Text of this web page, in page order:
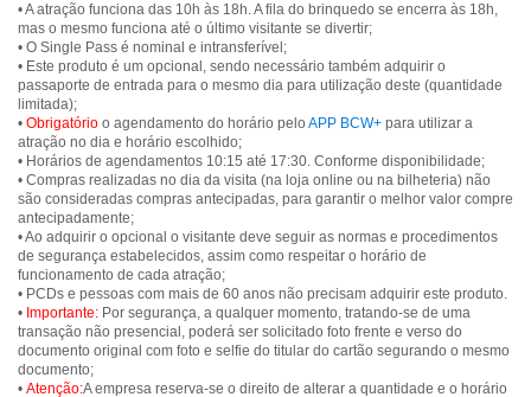
• A atração funciona das 10h às 18h. A fila do brinquedo se encerra às 18h,
mas o mesmo funciona até o último visitante se divertir;
• O Single Pass é nominal e intransferível;
• Este produto é um opcional, sendo necessário também adquirir o
passaporte de entrada para o mesmo dia para utilização deste (quantidade
limitada);
• Obrigatório o agendamento do horário pelo APP BCW+ para utilizar a
atração no dia e horário escolhido;
• Horários de agendamentos 10:15 até 17:30. Conforme disponibilidade;
• Compras realizadas no dia da visita (na loja online ou na bilheteria) não
são consideradas compras antecipadas, para garantir o melhor valor compre
antecipadamente;
• Ao adquirir o opcional o visitante deve seguir as normas e procedimentos
de segurança estabelecidos, assim como respeitar o horário de
funcionamento de cada atração;
• PCDs e pessoas com mais de 60 anos não precisam adquirir este produto.
• Importante: Por segurança, a qualquer momento, tratando-se de uma
transação não presencial, poderá ser solicitado foto frente e verso do
documento original com foto e selfie do titular do cartão segurando o mesmo
documento;
• Atenção:A empresa reserva-se o direito de alterar a quantidade e o horário